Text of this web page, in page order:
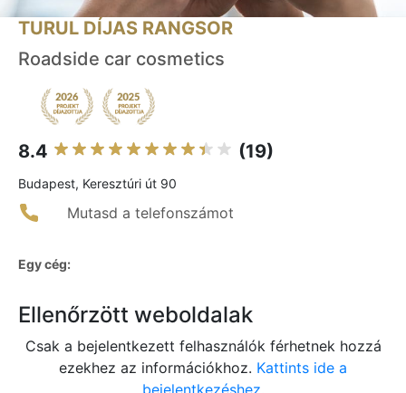
TURUL DÍJAS RANGSOR
Roadside car cosmetics
8.4 (19)
Budapest, Keresztúri út 90
Mutasd a telefonszámot
Egy cég:
Ellenőrzött weboldalak
Csak a bejelentkezett felhasználók férhetnek hozzá
ezekhez az információkhoz. Kattints ide a